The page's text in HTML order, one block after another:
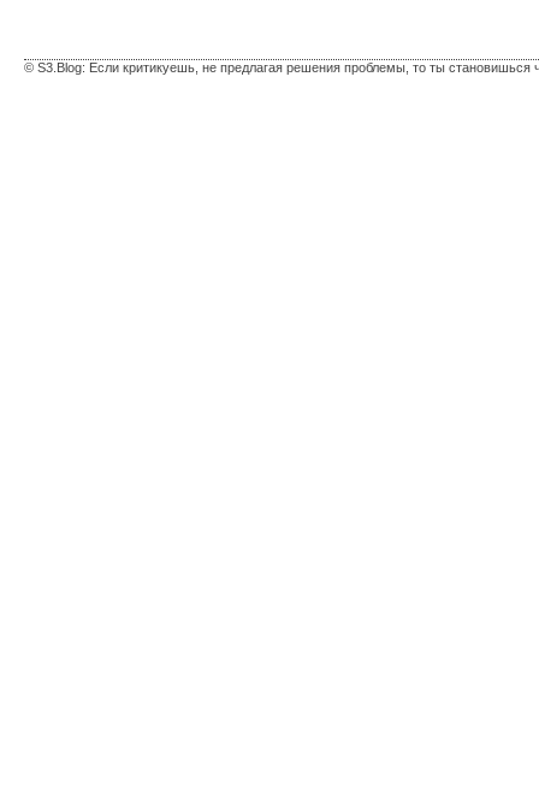
© S3.Blog: Если критикуешь, не предлагая решения проблемы, то ты становишься